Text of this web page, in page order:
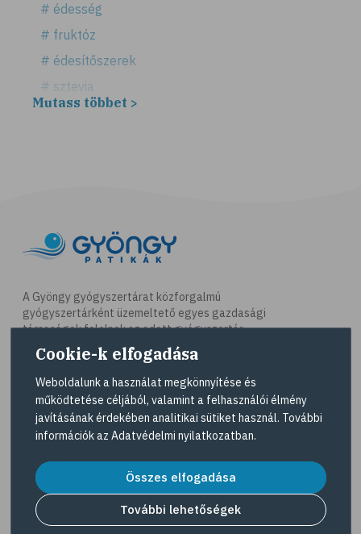
# édesség
# fruktóz
# édesítőszerek
# sztevia
# fogadalom
# célkitűzés
# étkezési napló
# hal
# egészséges táplálkozás
# omega-3
# A-vitamin
# ásványi anyagok
# ízületi fájdalom
# ízületek
# csontok
Mutass többet >
A Gyöngy gyógyszertárat közforgalmú
gyógyszertárként üzemeltető egyes gazdasági
társaságok felelnek az adott gyógyszertár
működésért. A Gyöngy gyógyszertárak listáját és
elérhetőségeit a Gyógyszertár kereső
tekintheti meg.
Navigáció
Dermokozmetikumok
Gyöngy Patika Magazin
Cookie-k elfogadása
Weboldalunk a használat megkönnyítése és
működtetése céljából, valamint a felhasználói élmény
javításának érdekében analitikai sütiket használ. További
információk az Adatvédelmi nyilatkozatban.
Összes elfogadása
További lehetőségek